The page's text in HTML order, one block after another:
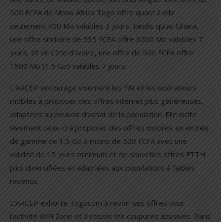
500 FCFA de Moov Africa Togo offre quant à elle
seulement 400 Mo valables 3 jours, tandis qu’au Ghana,
une offre similaire de 535 FCFA offre 3200 Mo valables 7
jours, et en Côte d’Ivoire, une offre de 500 FCFA offre
1500 Mo (1,5 Go) valables 7 jours.
L’ARCEP encourage vivement les FAI et les opérateurs
mobiles à proposer des offres internet plus généreuses,
adaptées au pouvoir d’achat de la population. Elle incite
vivement ceux-ci à proposer des offres mobiles en entrée
de gamme de 1,5 Go à moins de 500 FCFA avec une
validité de 15 jours minimum et de nouvelles offres FTTH
plus diversifiées et adaptées aux populations à faibles
revenus.
L’ARCEP exhorte Togocom à revoir ses offres pour
l’activité WiFi Zone et à cesser les coupures abusives. Dans